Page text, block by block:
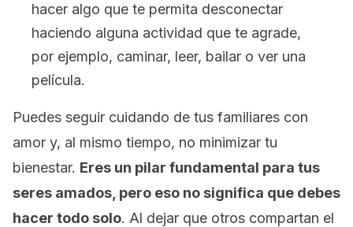
hacer algo que te permita desconectar
haciendo alguna actividad que te agrade,
por ejemplo, caminar, leer, bailar o ver una
película.
Puedes seguir cuidando de tus familiares con
amor y, al mismo tiempo, no minimizar tu
bienestar. Eres un pilar fundamental para tus
seres amados, pero eso no significa que debes
hacer todo solo. Al dejar que otros compartan el